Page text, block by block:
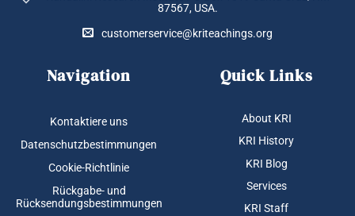
87567, USA.
customerservice@kriteachings.org
Navigation
Kontaktiere uns
Datenschutzbestimmungen
Cookie-Richtlinie
Rückgabe- und
Rücksendungsbestimmungen
Quick Links
About KRI
KRI History
KRI Blog
Services
KRI Staff